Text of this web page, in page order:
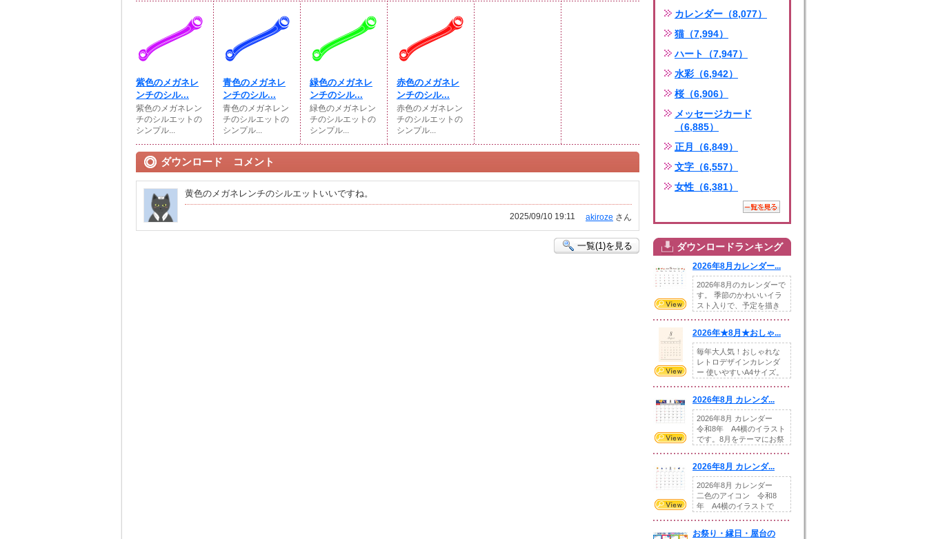
紫色のメガネレ
ンチのシル...
紫色のメガネレン
チのシルエットの
シンプル...
青色のメガネレ
ンチのシル...
青色のメガネレン
チのシルエットの
シンプル...
緑色のメガネレ
ンチのシル...
緑色のメガネレン
チのシルエットの
シンプル...
赤色のメガネレ
ンチのシル...
赤色のメガネレン
チのシルエットの
シンプル...
ダウンロード コメント
黄色のメガネレンチのシルエットいいですね。
akiroze さん
2025/09/10 19:11
一覧(1)を見る
カレンダー（8,077）
猫（7,994）
ハート（7,947）
水彩（6,942）
桜（6,906）
メッセージカード
（6,885）
正月（6,849）
文字（6,557）
女性（6,381）
ダウンロードランキング
2026年8月カレンダー...
2026年8月のカレンダーで
す。 季節のかわいいイラ
スト入りで、予定を描き
2026年★8月★おしゃ...
毎年大人気！おしゃれな
レトロデザインカレンダ
ー 使いやすいA4サイズ。
2026年8月 カレンダ...
2026年8月 カレンダー
令和8年 A4横のイラスト
です。8月をテーマにお祭
2026年8月 カレンダ...
2026年8月 カレンダー
二色のアイコン 令和8
年 A4横のイラストで
お祭り・縁日・屋台の